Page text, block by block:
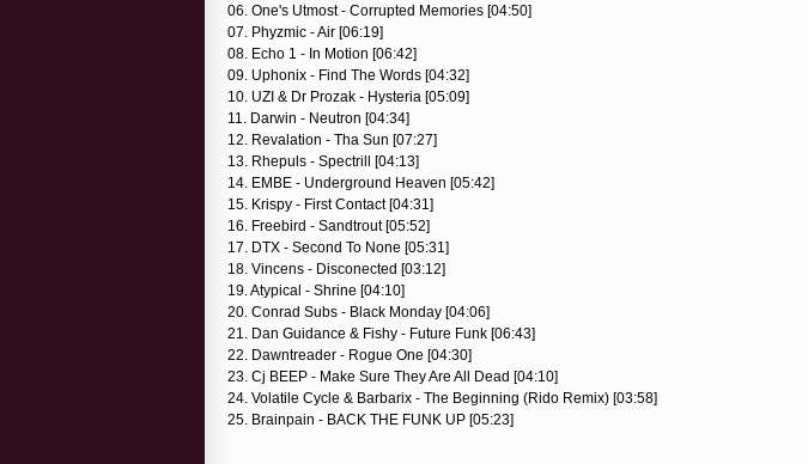
06. One's Utmost - Corrupted Memories [04:50]
07. Phyzmic - Air [06:19]
08. Echo 1 - In Motion [06:42]
09. Uphonix - Find The Words [04:32]
10. UZI & Dr Prozak - Hysteria [05:09]
11. Darwin - Neutron [04:34]
12. Revalation - Tha Sun [07:27]
13. Rhepuls - Spectrill [04:13]
14. EMBE - Underground Heaven [05:42]
15. Krispy - First Contact [04:31]
16. Freebird - Sandtrout [05:52]
17. DTX - Second To None [05:31]
18. Vincens - Disconected [03:12]
19. Atypical - Shrine [04:10]
20. Conrad Subs - Black Monday [04:06]
21. Dan Guidance & Fishy - Future Funk [06:43]
22. Dawntreader - Rogue One [04:30]
23. Cj BEEP - Make Sure They Are All Dead [04:10]
24. Volatile Cycle & Barbarix - The Beginning (Rido Remix) [03:58]
25. Brainpain - BACK THE FUNK UP [05:23]